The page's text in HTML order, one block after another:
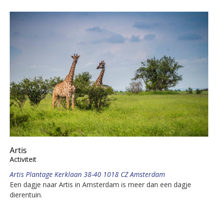
Artis
Activiteit
Artis Plantage Kerklaan 38-40 1018 CZ Amsterdam
Een dagje naar Artis in Amsterdam is meer dan een dagje
dierentuin.